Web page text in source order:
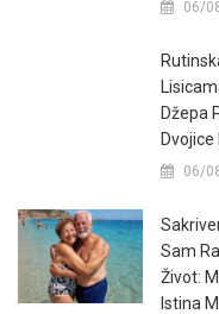
06/
Džepa
06/
Sam
Život:
Istina